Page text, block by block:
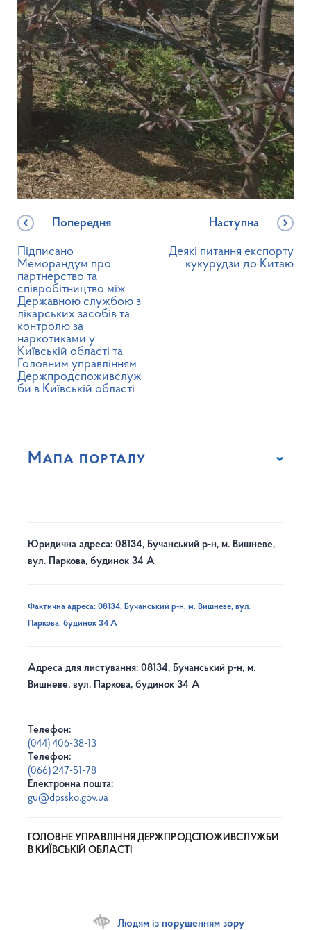
Попередня
Підписано
Меморандум про
партнерство та
співробітництво між
Державною службою з
лікарських засобів та
контролю за
наркотиками у
Київській області та
Головним управлінням
Держпродспоживслуж
би в Київській області
Наступна
Деякі питання експорту
кукурудзи до Китаю
Мапа порталу
Юридична адреса: 08134, Бучанський р-н, м. Вишневе,
вул. Паркова, будинок 34 А
Фактична адреса: 08134, Бучанський р-н, м. Вишневе, вул.
Паркова, будинок 34 А
Адреса для листування: 08134, Бучанський р-н, м.
Вишневе, вул. Паркова, будинок 34 А
Телефон:
(044) 406-38-13
Телефон:
(066) 247-51-78
Електронна пошта:
gu@dpssko.gov.ua
ГОЛОВНЕ УПРАВЛІННЯ ДЕРЖПРОДСПОЖИВСЛУЖБИ
В КИЇВСЬКІЙ ОБЛАСТІ
Людям із порушенням зору